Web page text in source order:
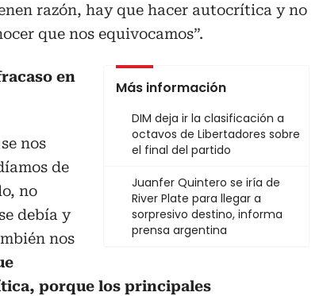
razón, hay que hacer autocrítica y no
que nos equivocamos”.
Más información
DIM deja ir la clasificación a
octavos de Libertadores sobre
el final del partido
Juanfer Quintero se iría de
River Plate para llegar a
sorpresivo destino, informa
prensa argentina
en
nos
de
no
debía y
nos
porque los principales